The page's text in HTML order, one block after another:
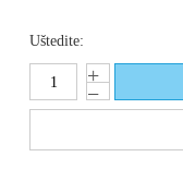
Uštedite: